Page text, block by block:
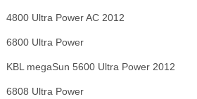
4800 Ultra Power AC 2012
6800 Ultra Power
KBL megaSun 5600 Ultra Power 2012
6808 Ultra Power